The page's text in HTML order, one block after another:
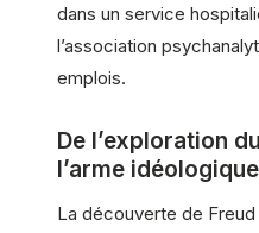
dans un service
l’association
emplois.
De l’exploration
l’arme idéologique
La découverte de